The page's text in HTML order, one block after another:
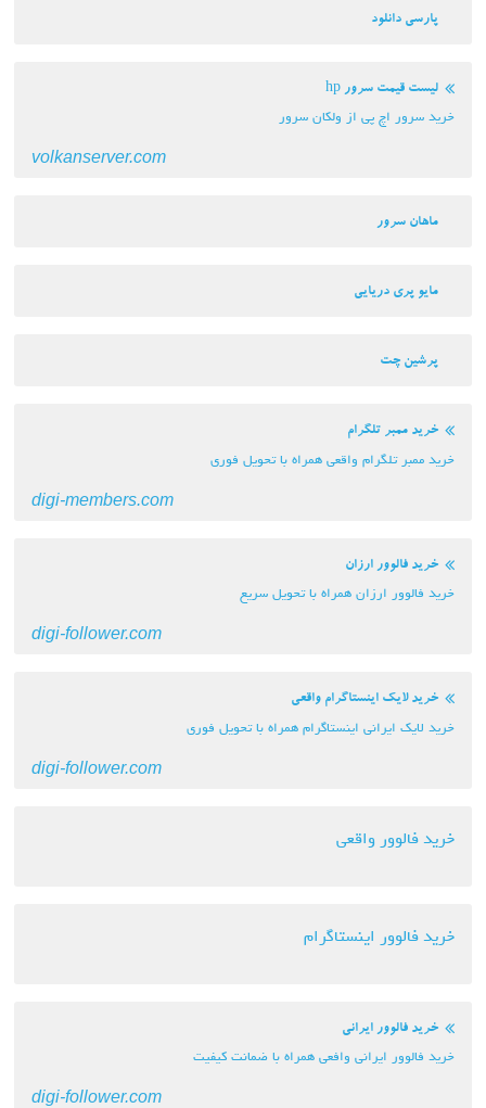
پارسی دانلود
لیست قیمت سرور hp
خرید سرور اچ پی از ولکان سرور
volkanserver.com
ماهان سرور
مایو پری دریایی
پرشین چت
خرید ممبر تلگرام
خرید ممبر تلگرام واقعی همراه با تحویل فوری
digi-members.com
خرید فالوور ارزان
خرید فالوور ارزان همراه با تحویل سریع
digi-follower.com
خرید لایک اینستاگرام واقعی
خرید لایک ایرانی اینستاگرام همراه با تحویل فوری
digi-follower.com
خرید فالوور واقعی
خرید فالوور اینستاگرام
خرید فالوور ایرانی
خرید فالوور ایرانی وافعی همراه با ضمانت کیفیت
digi-follower.com